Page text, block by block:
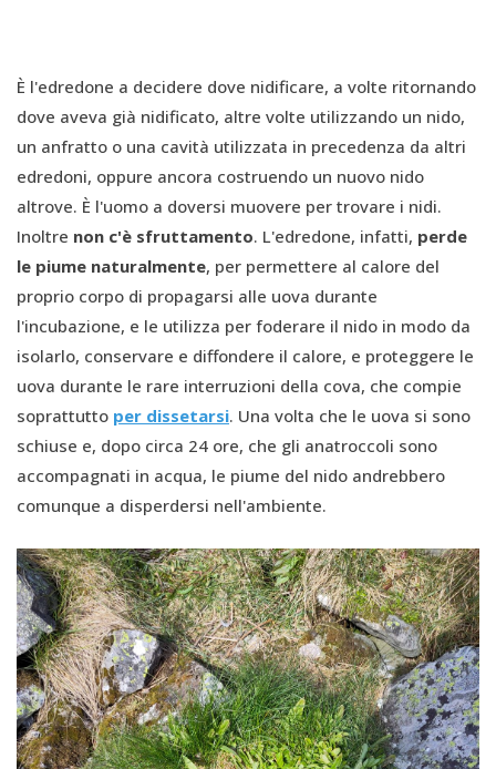
È l'edredone a decidere dove nidificare, a volte ritornando
dove aveva già nidificato, altre volte utilizzando un nido,
un anfratto o una cavità utilizzata in precedenza da altri
edredoni, oppure ancora costruendo un nuovo nido
altrove. È l'uomo a doversi muovere per trovare i nidi.
Inoltre non c'è sfruttamento. L'edredone, infatti, perde
le piume naturalmente, per permettere al calore del
proprio corpo di propagarsi alle uova durante
l'incubazione, e le utilizza per foderare il nido in modo da
isolarlo, conservare e diffondere il calore, e proteggere le
uova durante le rare interruzioni della cova, che compie
soprattutto per dissetarsi. Una volta che le uova si sono
schiuse e, dopo circa 24 ore, che gli anatroccoli sono
accompagnati in acqua, le piume del nido andrebbero
comunque a disperdersi nell'ambiente.